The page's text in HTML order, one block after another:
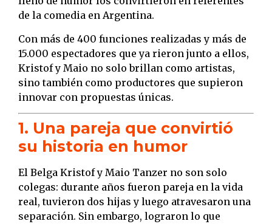
de la comedia en Argentina.
Con más de 400 funciones realizadas y más de
15.000 espectadores que ya rieron junto a ellos,
Kristof y Maio no solo brillan como artistas,
sino también como productores que supieron
innovar con propuestas únicas.
1. Una pareja que convirtió
su historia en humor
El Belga Kristof y Maio Tanzer no son solo
colegas: durante años fueron pareja en la vida
real, tuvieron dos hijas y luego atravesaron una
separación. Sin embargo, lograron lo que